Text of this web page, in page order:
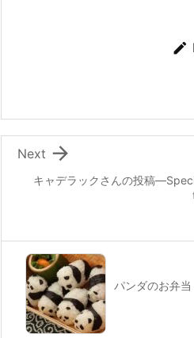
o
k
a
キャデラックさんの投稿

Next
パンダのお弁